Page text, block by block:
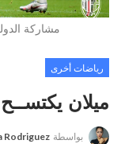
مشاركة
رياضات أخرى
ميلان
بواسطة Rodriguez